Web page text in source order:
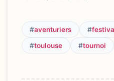
#aventuriers #
#toulouse #tournoi